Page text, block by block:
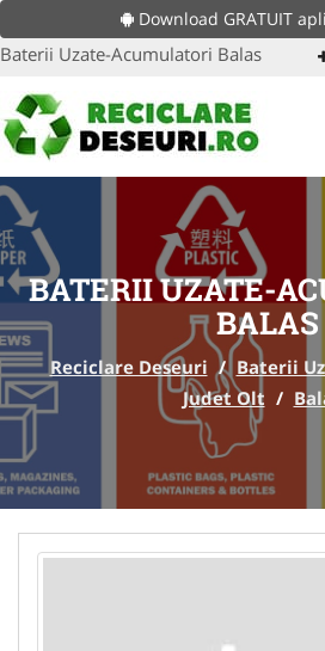
Download GRATUIT
Baterii Uzate-Acumulatori Balas
BATERII UZATE-
BALAS
Reciclare Deseuri / Baterii
Judet Olt /